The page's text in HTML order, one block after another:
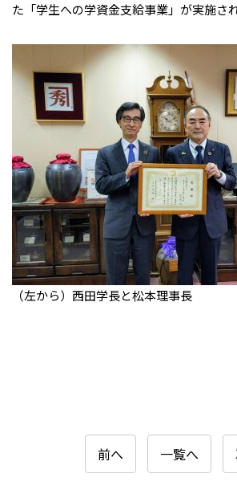
た「学生への学資金支給事業」が実施さ
（左から）西田学長と松本理事長
前へ 一覧へ